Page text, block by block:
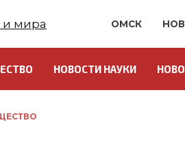
ОМСК
НОВОСТИ НАУКИ